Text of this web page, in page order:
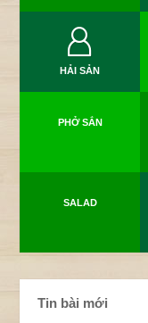
HẢI SẢN
PHỞ SẮN
SALAD
Tin bài mới